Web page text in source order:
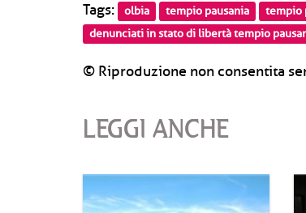
Tags: olbia tempio pausania tempio
denunciati in stato di libertà tempio
© Riproduzione non consentita
LEGGI ANCHE